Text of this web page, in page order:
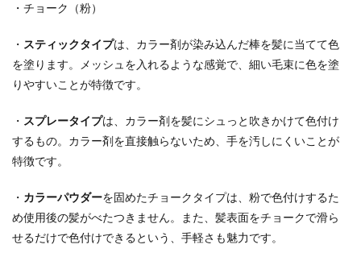
・チョーク（粉）
・ スティックタイプは、カラー剤が染み込んだ棒を髪に当てて色
を塗ります。メッシュを入れるような感覚で、細い毛束に色を塗
りやすいことが特徴です。
・ スプレータイプは、カラー剤を髪にシュっと吹きかけて色付け
するもの。カラー剤を直接触らないため、手を汚しにくいことが
特徴です。
・ カラーパウダーを固めたチョークタイプは、粉で色付けするた
め使用後の髪がべたつきません。また、髪表面をチョークで滑ら
せるだけで色付けできるという、手軽さも魅力です。